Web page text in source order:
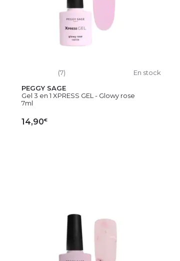
(7)
En stock
PEGGY SAGE
Gel 3 en 1 XPRESS GEL - Glowy rose
7ml
14,90€